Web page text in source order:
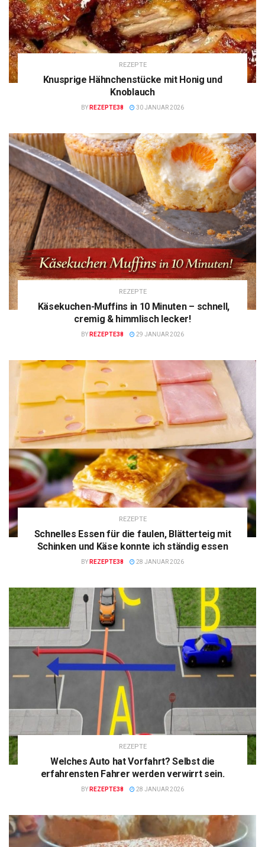
REZEPTE
Knusprige Hähnchenstücke mit Honig und
Knoblauch
BY REZEPTE38 30 JANUAR 2026
REZEPTE
Käsekuchen-Muffins in 10 Minuten – schnell,
cremig & himmlisch lecker!
BY REZEPTE38 29 JANUAR 2026
REZEPTE
Schnelles Essen für die faulen, Blätterteig mit
Schinken und Käse konnte ich ständig essen
BY REZEPTE38 28 JANUAR 2026
REZEPTE
Welches Auto hat Vorfahrt? Selbst die
erfahrensten Fahrer werden verwirrt sein.
BY REZEPTE38 28 JANUAR 2026